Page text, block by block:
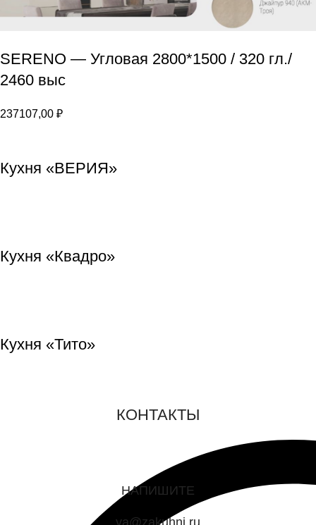
SERENO — Угловая 2800*1500 / 320 гл./
2460 выс
237107,00 ₽
Кухня «ВЕРИЯ»
Кухня «Квадро»
Кухня «Тито»
КОНТАКТЫ
НАПИШИТЕ
ya@zakuhni.ru